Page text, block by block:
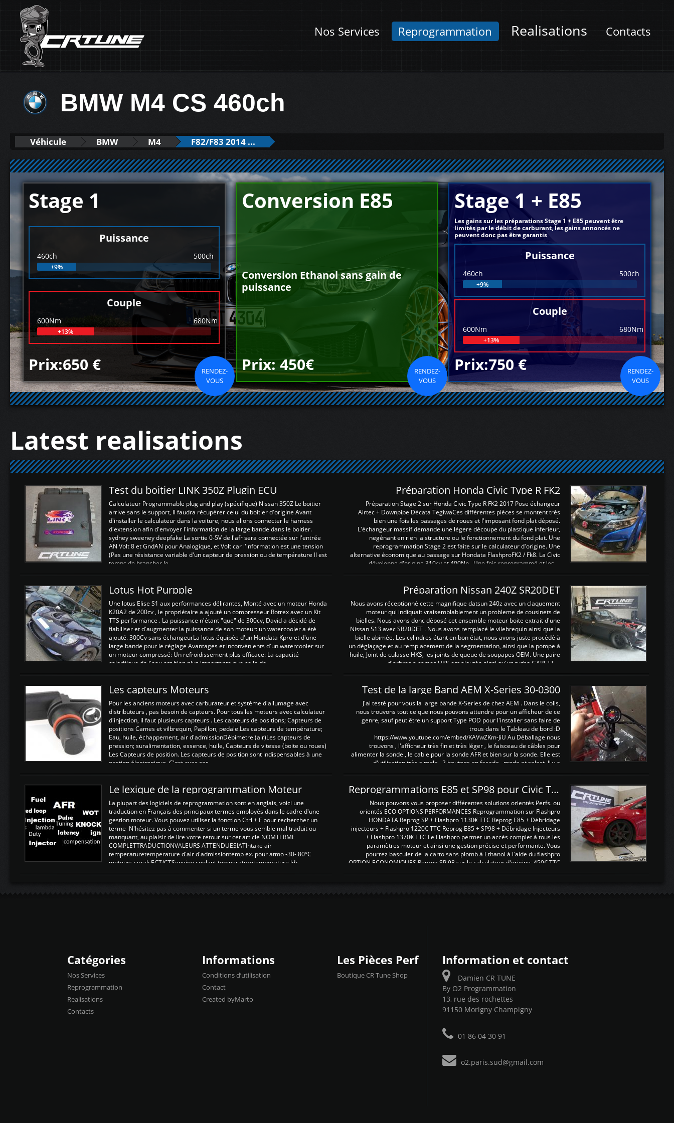
Nos Services Reprogrammation Realisations Contacts
BMW M4 CS 460ch
Véhicule BMW M4 F82/F83 2014 ...
Stage 1
Puissance
460ch 500ch
+9%
Couple
600Nm 680Nm
+13%
Prix:650 €
RENDEZ-
VOUS
Conversion E85
Conversion Ethanol sans gain de
puissance
Prix: 450€
RENDEZ-
VOUS
Stage 1 + E85
Les gains sur les préparations Stage 1 + E85 peuvent être
limités par le débit de carburant, les gains annoncés ne
peuvent donc pas être garantis
Puissance
460ch 500ch
+9%
Couple
600Nm 680Nm
+13%
Prix:750 €
RENDEZ-
VOUS
Latest realisations
Test du boitier LINK 350Z Plugin ECU
Calculateur Programmable plug and play (spécifique) Nissan 350Z Le boitier
arrive sans le support, Il faudra récupérer celui du boitier d'origine Avant
d'installer le calculateur dans la voiture, nous allons connecter le harness
d'extension afin d'envoyer l'information de la large bande dans le boitier.
sydney sweeney deepfake La sortie 0-5V de l'afr sera connectée sur l'entrée
AN Volt 8 et GndAN pour Analogique, et Volt car l'information est une tension
(Pas une résistance variable d'un capteur de pression ou de température Il est
temps de brancher le ...
Préparation Honda Civic Type R FK2
Préparation Stage 2 sur Honda Civic Type R FK2 2017 Pose échangeur
Airtec + Downpipe Décata TegiwaCes différentes pièces se montent très
bien une fois les passages de roues et l'imposant fond plat déposé.
L'échangeur massif demande une légere découpe du plastique inferieur,
negénant en rien la structure ou le fonctionnement du fond plat. Une
reprogrammation Stage 2 est faite sur le calculateur d'origine. Une
alternative économique au passage sur Hondata FlashproFK2 / Fk8. La Civic
développe d'origine 310cv et 400Nn , Une fois reprogrammé et les ...
Lotus Hot Purpple
Une lotus Elise S1 aux performances délirantes, Monté avec un moteur Honda
K20A2 de 200cv , le propriétaire a ajouté un compresseur Rotrex avec un Kit
TTS performance . La puissance n'étant "que" de 300cv, David a décidé de
fiabiliser et d'augmenter la puissance de son moteur: un watercooler a été
ajouté. 300Cv sans échangeurLa lotus équipée d'un Hondata Kpro et d'une
large bande pour le réglage Avantages et inconvénients d'un watercooler sur
un moteur compressé: Un refroidissement plus efficace: La capacité
calorifique de l'eau est bien plus importante que celle de ...
Préparation Nissan 240Z SR20DET
Nous avons réceptionné cette magnifique datsun 240z avec un claquement
moteur qui indiquait vraisemblablement un probleme de cousinets de
bielles. Nous avons donc déposé cet ensemble moteur boite extrait d'une
Nissan S13 avec SR20DET . Nous avons remplacé le vilebrequin ainsi que la
bielle abimée. Les cylindres étant en bon état, nous avons juste procédé à
un déglaçage et au remplacement de la segmentation, ainsi que la pompe à
huile, Joint de culasse HKS, les joints de queue de soupapes OEM. Une paire
d'arbres a cames HKS est ajoutée ainsi qu'un turbo GARETT ...
Les capteurs Moteurs
Pour les anciens moteurs avec carburateur et système d'allumage avec
distributeurs , pas besoin de capteurs. Pour tous les moteurs avec calculateur
d'injection, il faut plusieurs capteurs . Les capteurs de positions; Capteurs de
positions Cames et vilbrequin, Papillon, pedale.Les capteurs de température;
Eau, huile, échappement, air d'admissionDébimetre (air)Les capteurs de
pression; suralimentation, essence, huile, Capteurs de vitesse (boite ou roues)
Les Capteurs de position. Les capteurs de position sont indispensables à une
gestion électronique. C'est avec ces ...
Test de la large Band AEM X-Series 30-0300
J'ai testé pour vous la large bande X-Series de chez AEM . Dans le colis,
nous trouvons tout ce que nous pouvons attendre pour un afficheur de ce
genre, sauf peut être un support Type POD pour l'installer sans faire de
trous dans le Tableau de bord :D
https://www.youtube.com/embed/KAVwZKm-JiU Au Déballage nous
trouvons , l'afficheur très fin et très léger , le faisceau de câbles pour
alimenter la sonde , le cable pour la sonde AFR et bien sur la sonde. Elle est
d'utilisation très simple , 2 boutons en façade , mode et select. Il y a
Le lexique de la reprogrammation Moteur
La plupart des logiciels de reprogrammation sont en anglais, voici une
traduction en Français des principaux termes employés dans le cadre d'une
gestion moteur. Vous pouvez utiliser la fonction Ctrl + F pour rechercher un
terme N'hésitez pas à commenter si un terme vous semble mal traduit ou
manquant, au plaisir de lire votre retour sur cet article NOMTERME
COMPLETTRADUCTIONVALEURS ATTENDUESIATIntake air
temperaturetemperature d'air d'admissiontemp ex. pour atmo -30- 80°C
moteurs suralsECT/CTSengine coolant temperaturetemperature ldr
Reprogrammations E85 et SP98 pour Civic Type R FN2
Nous pouvons vous proposer différentes solutions orientés Perfs. ou
orientés ECO OPTIONS PERFORMANCES Reprogrammation sur Flashpro
HONDATA Reprog SP + Flashpro 1130€ TTC Reprog E85 + Débridage
injecteurs + Flashpro 1220€ TTC Reprog E85 + SP98 + Débridage Injecteurs
+ Flashpro 1370€ TTC Le Flashpro permet un accès complet à tous les
paramètres moteur et ainsi une gestion précise et performante. Vous
pourrez basculer de la carto sans plomb à Ethanol à l'aide du flashpro
OPTION ECONOMIQUES Reprog SP 98 sur le calculateur d'origine 450€ TTC
Catégories
Nos Services
Reprogrammation
Realisations
Contacts
Informations
Conditions d’utilisation
Contact
Created byMarto
Les Pièces Perf
Boutique CR Tune Shop
Information et contact
Damien CR TUNE
By O2 Programmation
13, rue des rochettes
91150 Morigny Champigny
01 86 04 30 91
o2.paris.sud@gmail.com